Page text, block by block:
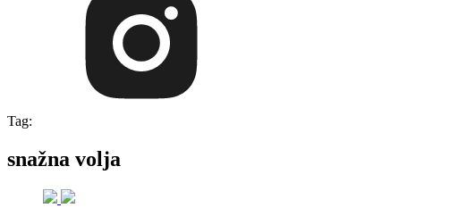
Tag:
snažna volja